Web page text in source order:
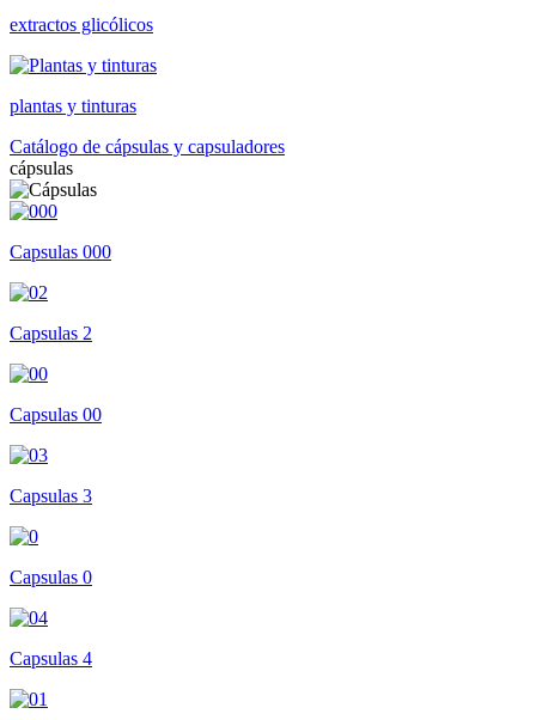
extractos glicólicos
plantas y tinturas
Catálogo de cápsulas y capsuladores
cápsulas
Capsulas 000
Capsulas 2
Capsulas 00
Capsulas 3
Capsulas 0
Capsulas 4